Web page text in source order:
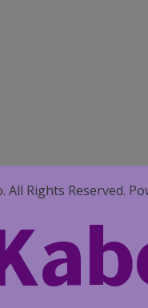
Rights Reserved.